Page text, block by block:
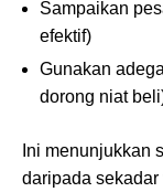
Sampaikan
efektif)
Gunakan
dorong niat
Ini menunjukkan
daripada sekadar